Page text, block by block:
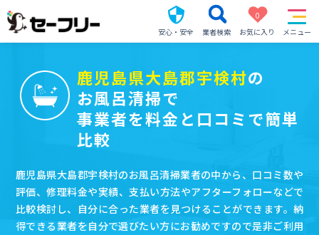
安心・安全 業者検索
0
お気に入り
メニュー
鹿児島県大島郡宇検村の
お風呂清掃で
事業者を料金と口コミで簡単
比較
鹿児島県大島郡宇検村のお風呂清掃業者の中から、口コミ数や
評価、修理料金や実績、支払い方法やアフターフォローなどで
比較検討し、自分に合った業者を見つけることができます。納
得できる業者を自分で選びたい方にお勧めですので是非ご利用